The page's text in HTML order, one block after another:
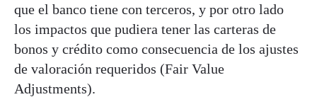
que el banco tiene con terceros, y por otro lado
los impactos que pudiera tener las carteras de
bonos y crédito como consecuencia de los ajustes
de valoración requeridos (Fair Value
Adjustments).